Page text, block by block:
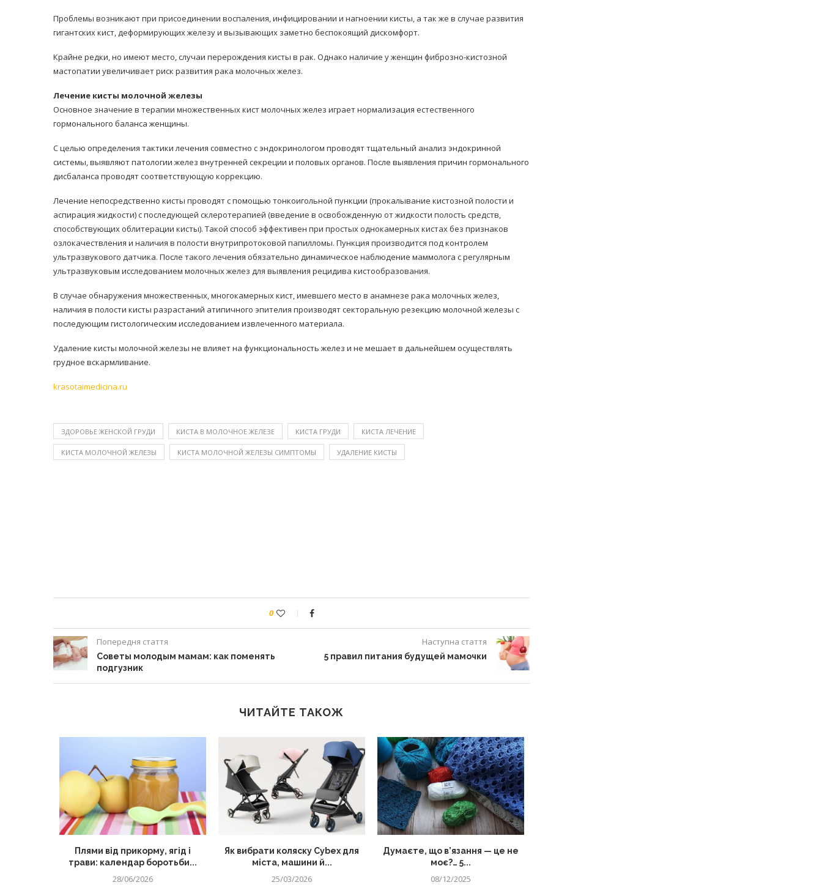
Проблемы возникают при присоединении воспаления, инфицировании и нагноении кисты, а так же в случае развития
гигантских кист, деформирующих железу и вызывающих заметно беспокоящий дискомфорт.
Крайне редки, но имеют место, случаи перерождения кисты в рак. Однако наличие у женщин фиброзно-кистозной
мастопатии увеличивает риск развития рака молочных желез.
Лечение кисты молочной железы
Основное значение в терапии множественных кист молочных желез играет нормализация естественного
гормонального баланса женщины.
С целью определения тактики лечения совместно с эндокринологом проводят тщательный анализ эндокринной
системы, выявляют патологии желез внутренней секреции и половых органов. После выявления причин гормонального
дисбаланса проводят соответствующую коррекцию.
Лечение непосредственно кисты проводят с помощью тонкоигольной пункции (прокалывание кистозной полости и
аспирация жидкости) с последующей склеротерапией (введение в освобожденную от жидкости полость средств,
способствующих облитерации кисты). Такой способ эффективен при простых однокамерных кистах без признаков
озлокачествления и наличия в полости внутрипротоковой папилломы. Пункция производится под контролем
ультразвукового датчика. После такого лечения обязательно динамическое наблюдение маммолога с регулярным
ультразвуковым исследованием молочных желез для выявления рецидива кистообразования.
В случае обнаружения множественных, многокамерных кист, имевшего место в анамнезе рака молочных желез,
наличия в полости кисты разрастаний атипичного эпителия производят секторальную резекцию молочной железы с
последующим гистологическим исследованием извлеченного материала.
Удаление кисты молочной железы не влияет на функциональность желез и не мешает в дальнейшем осуществлять
грудное вскармливание.
krasotaimedicina.ru
ЗДОРОВЬЕ ЖЕНСКОЙ ГРУДИ КИСТА В МОЛОЧНОЕ ЖЕЛЕЗЕ КИСТА ГРУДИ КИСТА ЛЕЧЕНИЕ
КИСТА МОЛОЧНОЙ ЖЕЛЕЗЫ КИСТА МОЛОЧНОЙ ЖЕЛЕЗЫ СИМПТОМЫ УДАЛЕНИЕ КИСТЫ
0
Попередня стаття
Советы молодым мамам: как поменять
подгузник
Наступна стаття
5 правил питания будущей мамочки
ЧИТАЙТЕ ТАКОЖ
Плями від прикорму, ягід і
трави: календар боротьби...
28/06/2026
Як вибрати коляску Cybex для
міста, машини й...
25/03/2026
Думаєте, що в’язання — це не
моє?… 5...
08/12/2025